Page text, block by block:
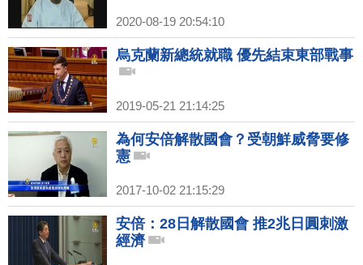
2020-08-19 20:54:10
烏克蘭新總統就職 優先結束東部戰事
2019-05-21 21:14:25
為何安倍解散國會？受朝鮮威脅要修
憲
2017-10-02 21:15:29
安倍：28日解散國會 推2兆日圓刺激
經濟